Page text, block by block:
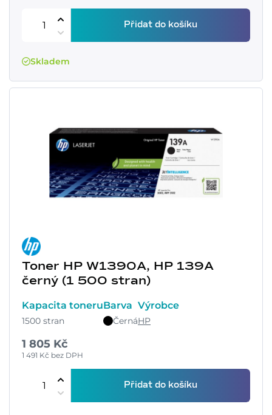
Přidat do košíku
Skladem
Toner HP W1390A, HP 139A
černý (1 500 stran)
Kapacita toneru
1500 stran
Barva
Černá
Výrobce
HP
1 805 Kč
1 491 Kč bez DPH
Přidat do košíku